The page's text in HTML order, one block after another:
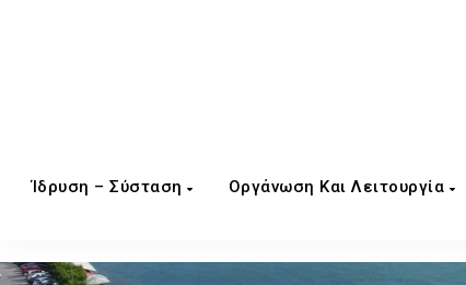
Ίδρυση – Σύσταση Οργάνωση Και Λειτουργία